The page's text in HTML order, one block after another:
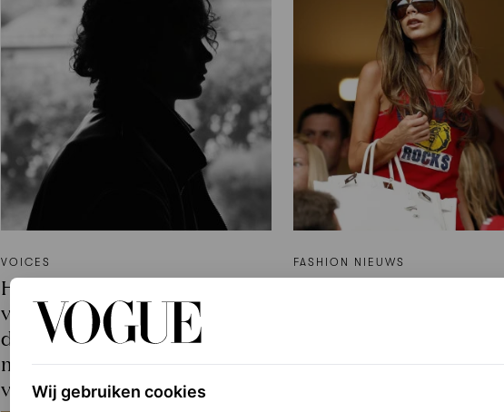
VOICES
Het grootste gevolg van een
verloren WK-wedstrijd is niet
de collectieve teleurstelling,
maar het geweld tegen
vrouwen
FASHION NIEUWS
20 jaar later geeft
Wij gebruiken cookies